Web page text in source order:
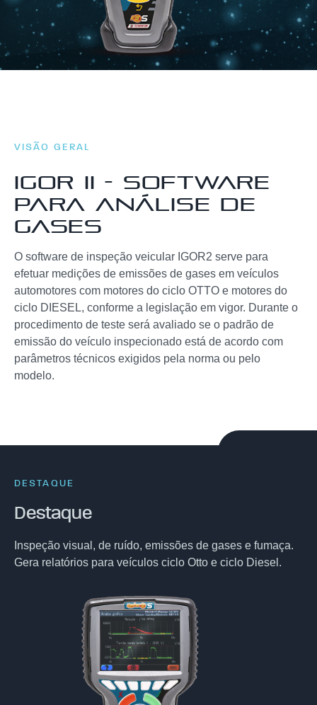
VISÃO GERAL
IGOR II - SOFTWARE
PARA ANÁLISE DE
GASES
O software de inspeção veicular IGOR2 serve para
efetuar medições de emissões de gases em veículos
automotores com motores do ciclo OTTO e motores do
ciclo DIESEL, conforme a legislação em vigor. Durante o
procedimento de teste será avaliado se o padrão de
emissão do veículo inspecionado está de acordo com
parâmetros técnicos exigidos pela norma ou pelo
modelo.
DESTAQUE
Destaque
Inspeção visual, de ruído, emissões de gases e fumaça.
Gera relatórios para veículos ciclo Otto e ciclo Diesel.